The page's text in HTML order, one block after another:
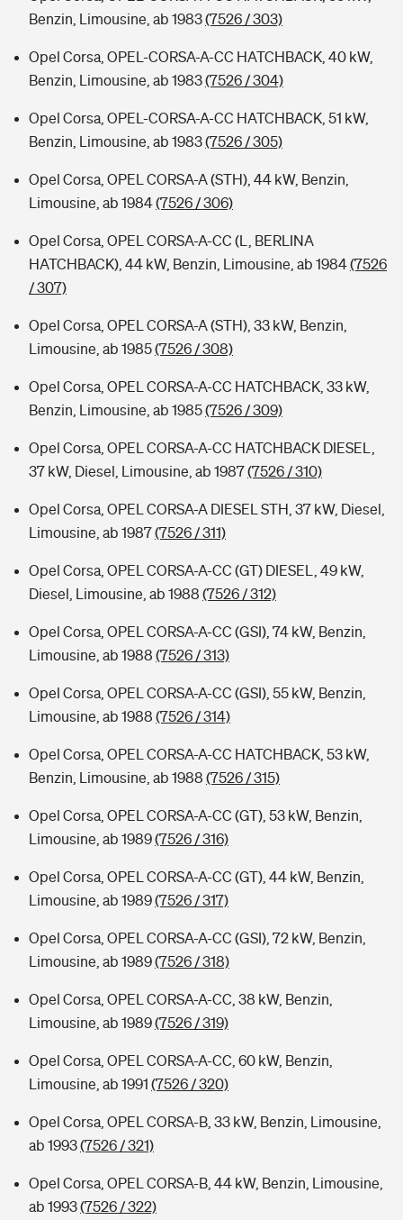
Benzin, Limousine, ab 1983(7526 / 303)
Opel Corsa, OPEL-CORSA-A-CC HATCHBACK, 40 kW,
Benzin, Limousine, ab 1983(7526 / 304)
Opel Corsa, OPEL-CORSA-A-CC HATCHBACK, 51 kW,
Benzin, Limousine, ab 1983(7526 / 305)
Opel Corsa, OPEL CORSA-A (STH), 44 kW, Benzin,
Limousine, ab 1984(7526 / 306)
Opel Corsa, OPEL CORSA-A-CC (L, BERLINA
HATCHBACK), 44 kW, Benzin, Limousine, ab 1984(7526
/ 307)
Opel Corsa, OPEL CORSA-A (STH), 33 kW, Benzin,
Limousine, ab 1985(7526 / 308)
Opel Corsa, OPEL CORSA-A-CC HATCHBACK, 33 kW,
Benzin, Limousine, ab 1985(7526 / 309)
Opel Corsa, OPEL CORSA-A-CC HATCHBACK DIESEL,
37 kW, Diesel, Limousine, ab 1987(7526 / 310)
Opel Corsa, OPEL CORSA-A DIESEL STH, 37 kW, Diesel,
Limousine, ab 1987(7526 / 311)
Opel Corsa, OPEL CORSA-A-CC (GT) DIESEL, 49 kW,
Diesel, Limousine, ab 1988 (7526 / 312)
Opel Corsa, OPEL CORSA-A-CC (GSI), 74 kW, Benzin,
Limousine, ab 1988 (7526 / 313)
Opel Corsa, OPEL CORSA-A-CC (GSI), 55 kW, Benzin,
Limousine, ab 1988 (7526 / 314)
Opel Corsa, OPEL CORSA-A-CC HATCHBACK, 53 kW,
Benzin, Limousine, ab 1988 (7526 / 315)
Opel Corsa, OPEL CORSA-A-CC (GT), 53 kW, Benzin,
Limousine, ab 1989(7526 / 316)
Opel Corsa, OPEL CORSA-A-CC (GT), 44 kW, Benzin,
Limousine, ab 1989(7526 / 317)
Opel Corsa, OPEL CORSA-A-CC (GSI), 72 kW, Benzin,
Limousine, ab 1989(7526 / 318)
Opel Corsa, OPEL CORSA-A-CC, 38 kW, Benzin,
Limousine, ab 1989(7526 / 319)
Opel Corsa, OPEL CORSA-A-CC, 60 kW, Benzin,
Limousine, ab 1991 (7526 / 320)
Opel Corsa, OPEL CORSA-B, 33 kW, Benzin, Limousine,
ab 1993(7526 / 321)
Opel Corsa, OPEL CORSA-B, 44 kW, Benzin, Limousine,
ab 1993(7526 / 322)